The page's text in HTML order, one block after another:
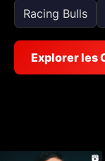
Racing Bulls
Explorer les